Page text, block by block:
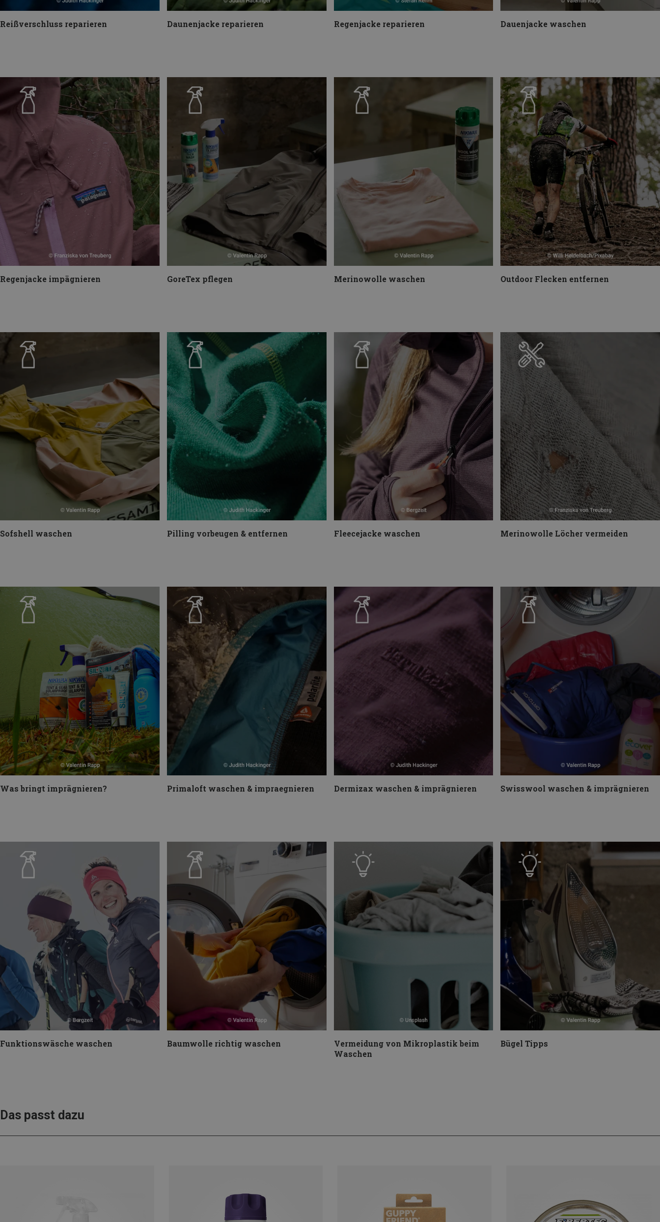
Reißverschluss reparieren Daunenjacke reparieren Regenjacke reparieren Dauenjacke waschen
Regenjacke impägnieren GoreTex pflegen Merinowolle waschen Outdoor Flecken entfernen
Sofshell waschen Pilling vorbeugen & entfernen Fleecejacke waschen Merinowolle Löcher vermeiden
Was bringt imprägnieren? Primaloft waschen & impraegnieren Dermizax waschen & imprägnieren Swisswool waschen & imprägnieren
Funktionswäsche waschen Baumwolle richtig waschen
Vermeidung von Mikroplastik beim
Waschen
Bügel Tipps
Das passt dazu